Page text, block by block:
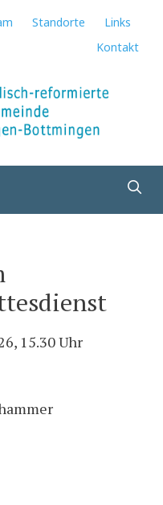
Standorte
Links
Kontakt
15.30 Uhr